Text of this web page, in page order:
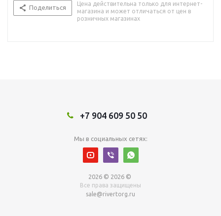
Поделиться
Цена действительна только для интернет-
магазина и может отличаться от цен в
розничных магазинах
+7 904 609 50 50
Мы в социальных сетях:
2026 © 2026 ©
Все права защищены
sale@rivertorg.ru